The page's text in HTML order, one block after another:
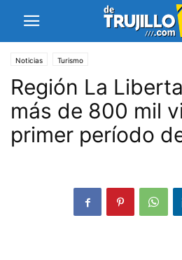
Noticias Turismo
Región La
más de 800 mil
primer período